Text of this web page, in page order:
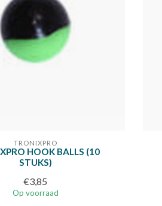
TRONIXPRO
HOOK BALLS (10
STUKS)
€3,85
Op voorraad